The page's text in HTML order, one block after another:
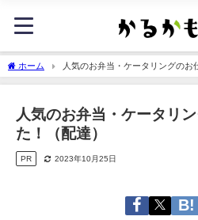
ホーム 人気のお弁当・ケータリングのお
人気のお弁当・ケータリ
た！（配達）
PR 2023年10月25日